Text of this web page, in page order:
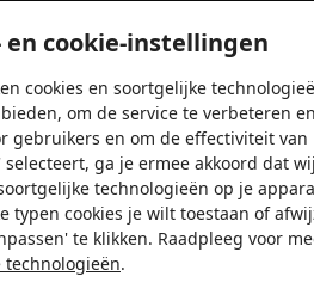
en cookie-instellingen
cookies en soortgelijke
om de service te verbeteren
gebruikers en om de effectiviteit
selecteert, ga je ermee akkoord dat
technologieën op je
typen cookies je wilt toestaan of
te klikken. Raadpleeg voor
.